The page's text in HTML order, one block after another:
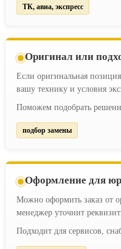
ТК, авиа, экспресс
Оригинал или
Если оригинальная
вашу технику и условия
Поможем подобрать
подбор замены
Оформление для
Можно оформить заказ от
менеджер уточнит
Подходит для сервисов,